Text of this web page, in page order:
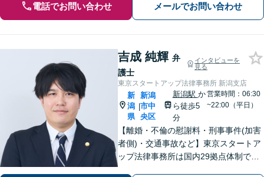
電話でお問い合わせ メールでお問い合わせ
吉成 純輝 弁
護士
インタビューを
見る
東京スタートアップ法律事務所 新潟支店
新
潟
県
|
新潟
市中
央区
新潟駅 か
ら徒歩5
分
営業時間：06:30
~22:00（平日）
【離婚・不倫の慰謝料・刑事事件(加害
者側)・交通事故など】東京スタートア
ップ法律事務所は国内29拠点体制で全